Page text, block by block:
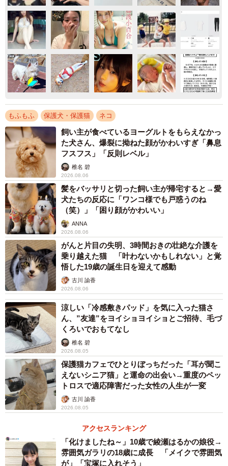
もふもふ 保護犬・保護猫 ネコ
飼い主が食べているヨーグルトをもらえなかっ
た犬さん、爆裂に拗ねた顔がかわいすぎ「鼻息
フスフス」「反則レベル」
椎名 碧
2026.08.06
髪をバッサリと切った飼い主が帰宅すると→愛
犬たちの反応に「ワンコ様でも戸惑うのね
（笑）」「困り顔がかわいい」
ANNA
2026.08.06
がんと片目の失明、3時間おきの壮絶な介護を
乗り越えた猫 「叶わないかもしれない」と覚
悟した19歳の誕生日を迎えて感動
古川 諭香
2026.08.06
涼しい「冷感敷きパッド」を気に入った猫さ
ん、”友達”をヨイショヨイショとご招待、毛づ
くろいでおもてなし
椎名 碧
2026.08.05
保護猫カフェでひとりぼっちだった「耳が聞こ
えないシニア猫」と運命の出会い→重度のペッ
トロスで適応障害だった女性の人生が一変
古川 諭香
2026.08.05
アクセスランキング
「化けましたね～」10歳で綾瀬はるかの娘役→
雰囲気ガラリの18歳に成長 「メイクで雰囲気
が」「宝塚に入れそう」